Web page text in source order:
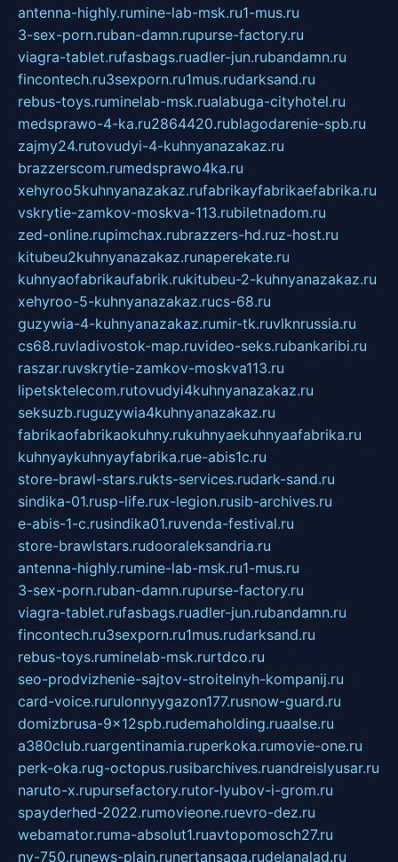
antenna-highly.rumine-lab-msk.ru1-mus.ru
3-sex-porn.ruban-damn.rupurse-factory.ru
viagra-tablet.rufasbags.ruadler-jun.rubandamn.ru
fincontech.ru3sexporn.ru1mus.rudarksand.ru
rebus-toys.ruminelab-msk.rualabuga-cityhotel.ru
medsprawo-4-ka.ru2864420.rublagodarenie-spb.ru
zajmy24.rutovudyi-4-kuhnyanazakaz.ru
brazzerscom.rumedsprawo4ka.ru
xehyroo5kuhnyanazakaz.rufabrikayfabrikaefabrika.ru
vskrytie-zamkov-moskva-113.rubiletnadom.ru
zed-online.rupimchax.rubrazzers-hd.ruz-host.ru
kitubeu2kuhnyanazakaz.runaperekate.ru
kuhnyaofabrikaufabrik.rukitubeu-2-kuhnyanazakaz.ru
xehyroo-5-kuhnyanazakaz.rucs-68.ru
guzywia-4-kuhnyanazakaz.rumir-tk.ruvlknrussia.ru
cs68.ruvladivostok-map.ruvideo-seks.rubankaribi.ru
raszar.ruvskrytie-zamkov-moskva113.ru
lipetsktelecom.rutovudyi4kuhnyanazakaz.ru
seksuzb.ruguzywia4kuhnyanazakaz.ru
fabrikaofabrikaokuhny.rukuhnyaekuhnyaafabrika.ru
kuhnyaykuhnyayfabrika.rue-abis1c.ru
store-brawl-stars.rukts-services.rudark-sand.ru
sindika-01.rusp-life.rux-legion.rusib-archives.ru
e-abis-1-c.rusindika01.ruvenda-festival.ru
store-brawlstars.rudooraleksandria.ru
antenna-highly.rumine-lab-msk.ru1-mus.ru
3-sex-porn.ruban-damn.rupurse-factory.ru
viagra-tablet.rufasbags.ruadler-jun.rubandamn.ru
fincontech.ru3sexporn.ru1mus.rudarksand.ru
rebus-toys.ruminelab-msk.rurtdco.ru
seo-prodvizhenie-sajtov-stroitelnyh-kompanij.ru
card-voice.rurulonnyygazon177.rusnow-guard.ru
domizbrusa-9x12spb.rudemaholding.ruaalse.ru
a380club.ruargentinamia.ruperkoka.rumovie-one.ru
perk-oka.rug-octopus.rusibarchives.ruandreislyusar.ru
naruto-x.rupursefactory.rutor-lyubov-i-grom.ru
spayderhed-2022.rumovieone.ruevro-dez.ru
webamator.ruma-absolut1.ruavtopomosch27.ru
nv-750.runews-plain.runertansaga.rudelanalad.ru